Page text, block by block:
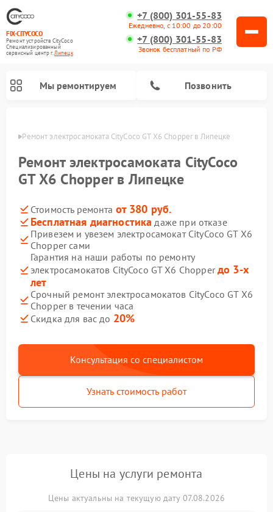
FIX-CITYCOCO
Ремонт устройств CityCoco
Специализированный
cервисный центр г.Липецк
+7 (800) 301-55-83
Ежедневно, с 10:00 до 20:00
+7 (800) 301-55-83
Звонок бесплатный по РФ
Мы ремонтируем Позвонить
Ремонт электросамоката CityCoco GT X6 Chopper в Липецке
Ремонт электросамоката CityCoco
GT X6 Chopper в Липецке
Стоимость ремонта от 380 руб.
Бесплатная диагностика даже при отказе
Привезем и увезем электросамокат CityCoco GT X6
Chopper сами
Гарантия на наши работы по ремонту
электросамокатов CityCoco GT X6 Chopperдо 3-х
лет
Срочный ремонт электросамокатов CityCoco GT X6
Chopper в течении часа
Скидка для вас до 20%
Консультация со специалистом
Узнать стоимость работ
Цены на услуги ремонта
Цены актуальны на текущую дату 07.08.2026